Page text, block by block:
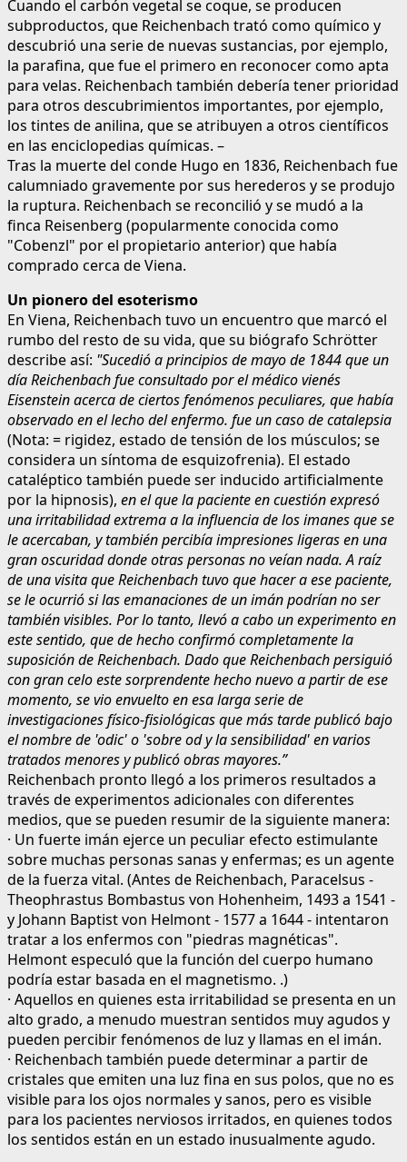
Cuando el carbón vegetal se coque, se producen
subproductos, que Reichenbach trató como químico y
descubrió una serie de nuevas sustancias, por ejemplo,
la parafina, que fue el primero en reconocer como apta
para velas. Reichenbach también debería tener prioridad
para otros descubrimientos importantes, por ejemplo,
los tintes de anilina, que se atribuyen a otros científicos
en las enciclopedias químicas. –
Tras la muerte del conde Hugo en 1836, Reichenbach fue
calumniado gravemente por sus herederos y se produjo
la ruptura. Reichenbach se reconcilió y se mudó a la
finca Reisenberg (popularmente conocida como
"Cobenzl" por el propietario anterior) que había
comprado cerca de Viena.
Un pionero del esoterismo
En Viena, Reichenbach tuvo un encuentro que marcó el
rumbo del resto de su vida, que su biógrafo Schrötter
describe así: "Sucedió a principios de mayo de 1844 que un
día Reichenbach fue consultado por el médico vienés
Eisenstein acerca de ciertos fenómenos peculiares, que había
observado en el lecho del enfermo. fue un caso de catalepsia
(Nota: = rigidez, estado de tensión de los músculos; se
considera un síntoma de esquizofrenia). El estado
cataléptico también puede ser inducido artificialmente
por la hipnosis), en el que la paciente en cuestión expresó
una irritabilidad extrema a la influencia de los imanes que se
le acercaban, y también percibía impresiones ligeras en una
gran oscuridad donde otras personas no veían nada. A raíz
de una visita que Reichenbach tuvo que hacer a ese paciente,
se le ocurrió si las emanaciones de un imán podrían no ser
también visibles. Por lo tanto, llevó a cabo un experimento en
este sentido, que de hecho confirmó completamente la
suposición de Reichenbach. Dado que Reichenbach persiguió
con gran celo este sorprendente hecho nuevo a partir de ese
momento, se vio envuelto en esa larga serie de
investigaciones físico-fisiológicas que más tarde publicó bajo
el nombre de 'odic' o 'sobre od y la sensibilidad' en varios
tratados menores y publicó obras mayores.”
Reichenbach pronto llegó a los primeros resultados a
través de experimentos adicionales con diferentes
medios, que se pueden resumir de la siguiente manera:
· Un fuerte imán ejerce un peculiar efecto estimulante
sobre muchas personas sanas y enfermas; es un agente
de la fuerza vital. (Antes de Reichenbach, Paracelsus -
Theophrastus Bombastus von Hohenheim, 1493 a 1541 -
y Johann Baptist von Helmont - 1577 a 1644 - intentaron
tratar a los enfermos con "piedras magnéticas".
Helmont especuló que la función del cuerpo humano
podría estar basada en el magnetismo. .)
· Aquellos en quienes esta irritabilidad se presenta en un
alto grado, a menudo muestran sentidos muy agudos y
pueden percibir fenómenos de luz y llamas en el imán.
· Reichenbach también puede determinar a partir de
cristales que emiten una luz fina en sus polos, que no es
visible para los ojos normales y sanos, pero es visible
para los pacientes nerviosos irritados, en quienes todos
los sentidos están en un estado inusualmente agudo.